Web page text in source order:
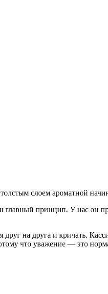
слоем ароматной
принцип. У нас он
на друга и кричать.
что уважение — это